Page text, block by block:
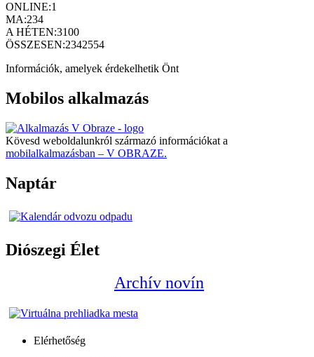
ONLINE:1
MA:234
A HÉTEN:3100
ÖSSZESEN:2342554
Információk, amelyek érdekelhetik Önt
Mobilos alkalmazás
Kövesd weboldalunkról származó információkat a
mobilalkalmazásban – V OBRAZE.
Naptár
Diószegi Élet
Archív novín
Elérhetőség